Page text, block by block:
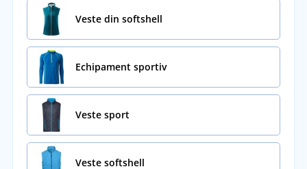
Veste din softshell
Echipament sportiv
Veste sport
Veste softshell